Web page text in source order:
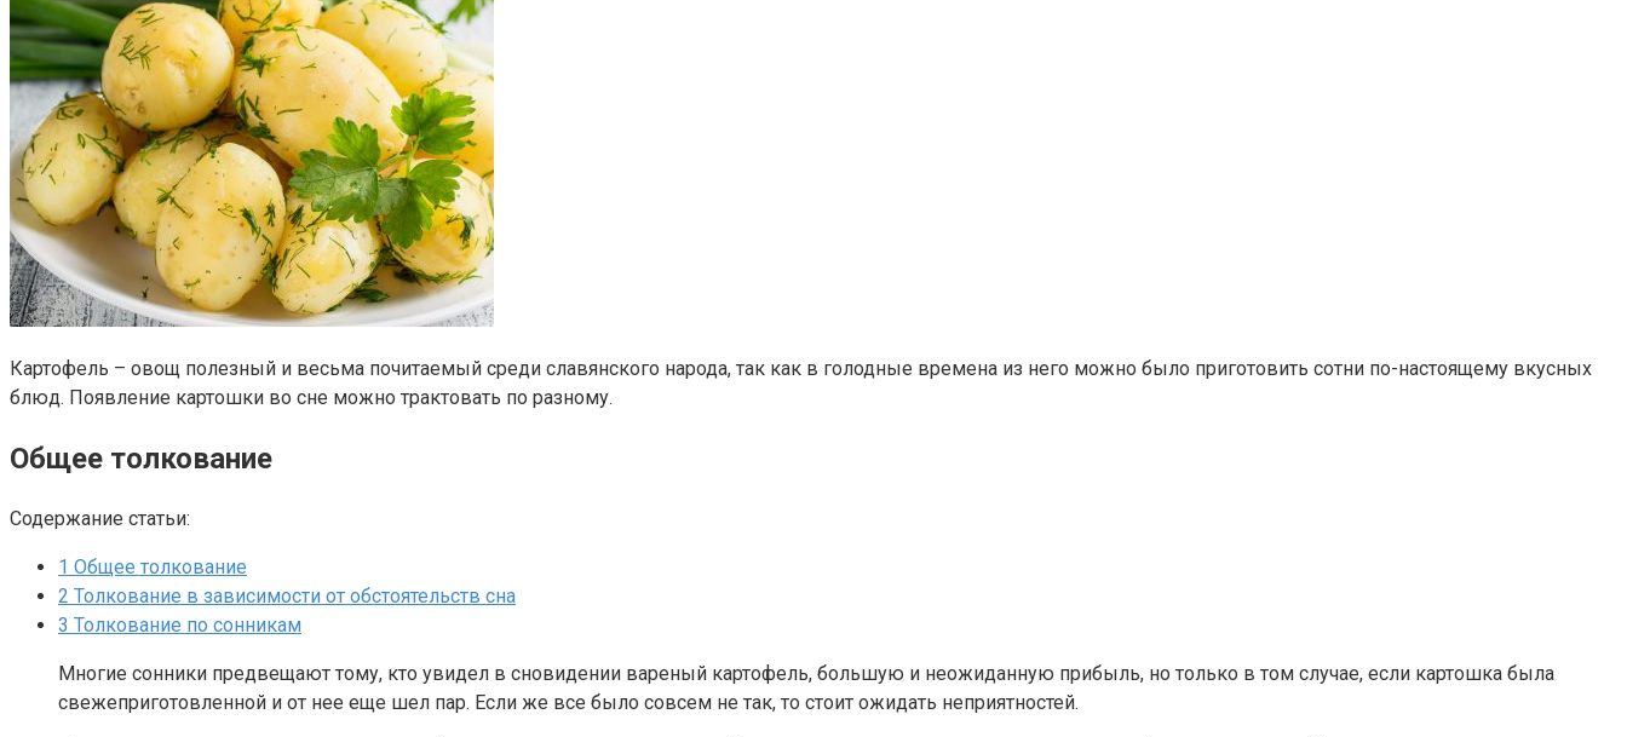
Картофель – овощ полезный и весьма почитаемый среди славянского народа, так как в голодные времена из него можно было приготовить сотни по-настоящему вкусных
блюд. Появление картошки во сне можно трактовать по разному.
Общее толкование
Содержание статьи:
1 Общее толкование
2 Толкование в зависимости от обстоятельств сна
3 Толкование по сонникам
Многие сонники предвещают тому, кто увидел в сновидении вареный картофель, большую и неожиданную прибыль, но только в том случае, если картошка была
свежеприготовленной и от нее еще шел пар. Если же все было совсем не так, то стоит ожидать неприятностей.